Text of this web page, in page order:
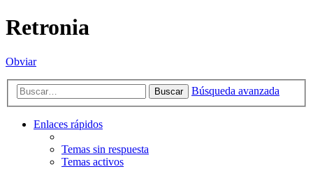
Retronia
Obviar
Buscar Búsqueda avanzada
Enlaces rápidos
Temas sin respuesta
Temas activos